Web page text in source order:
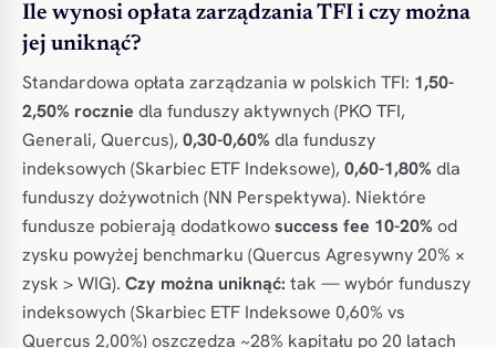
Ile wynosi opłata zarządzania TFI i czy można
jej uniknąć?
Standardowa opłata zarządzania w polskich TFI: 1,50-
2,50% rocznie dla funduszy aktywnych (PKO TFI,
Generali, Quercus), 0,30-0,60% dla funduszy
indeksowych (Skarbiec ETF Indeksowe), 0,60-1,80% dla
funduszy dożywotnich (NN Perspektywa). Niektóre
fundusze pobierają dodatkowosuccess fee 10-20% od
zysku powyżej benchmarku (Quercus Agresywny 20% ×
zysk > WIG). Czy można uniknąć: tak — wybór funduszy
indeksowych (Skarbiec ETF Indeksowe 0,60% vs
Quercus 2,00%) oszczędza ~28% kapitału po 20 latach